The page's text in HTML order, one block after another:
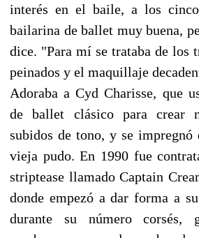
interés en el baile, a los
bailarina de ballet muy buena,
dice. "Para mí se trataba de los
peinados y el maquillaje
Adoraba a Cyd Charisse, que
de ballet clásico para crear
subidos de tono, y se impregnó
vieja pudo. En 1990 fue
striptease llamado Captain
donde empezó a dar forma a
durante su número corsés,